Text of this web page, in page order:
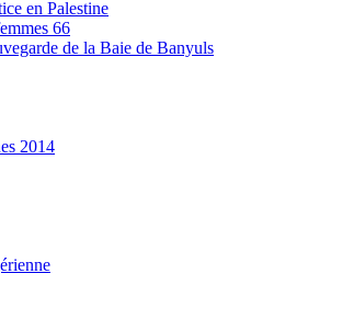
en Palestine
66
de la Baie de Banyuls
2014